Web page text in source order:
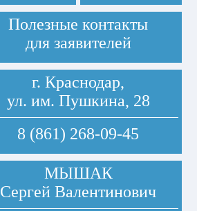
Полезные контакты
для заявителей
г. Краснодар,
ул. им. Пушкина, 28
8 (861) 268-09-45
МЫШАК
Сергей Валентинович